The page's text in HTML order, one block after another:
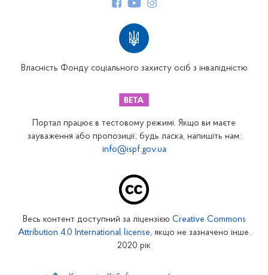
Закарпатське відділення
Запорізьке відділення
Кіровоградське відділення
Власність Фонду соціального захисту осіб з інвалідністю
Портал працює в тестовому режимі. Якщо ви маєте
зауваження або пропозиції, будь ласка, напишіть нам:
info@ispf.gov.ua
Весь контент доступний за ліцензією Creative Commons
Attribution 4.0 International license, якщо не зазначено інше.
2020 рік